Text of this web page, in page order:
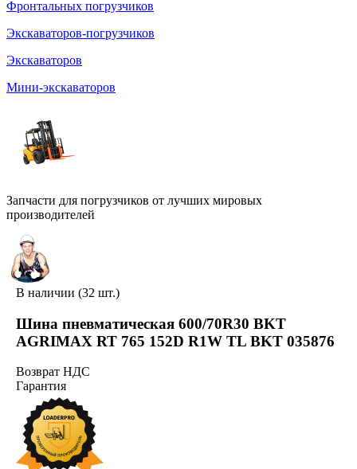
Фронтальных погрузчиков
Экскаваторов-погрузчиков
Экскаваторов
Мини-экскаваторов
Запчасти для погрузчиков от лучших мировых
производителей
В наличии (32 шт.)
Шина пневматическая 600/70R30 BKT
AGRIMAX RT 765 152D R1W TL BKT 035876
Возврат НДС
Гарантия